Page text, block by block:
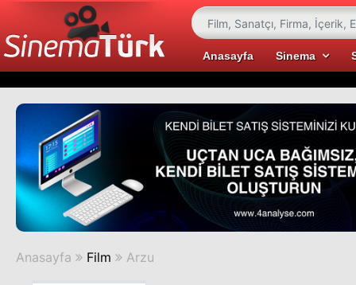
Anasayfa Sinema
Anasayfa Film Arzu